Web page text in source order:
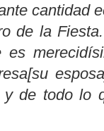
cantidad
de la
es
de todo lo